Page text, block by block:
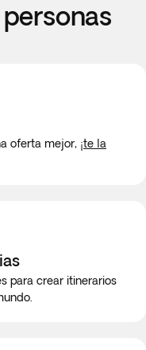
oferta mejor, ¡te la
para crear itinerarios